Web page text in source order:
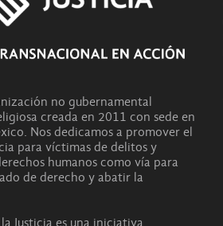
no gubernamental
creada en 2011 con sede en
Nos dedicamos a promover el
para víctimas de delitos y
humanos como vía para
de derecho y abatir la
Justicia es una iniciativa